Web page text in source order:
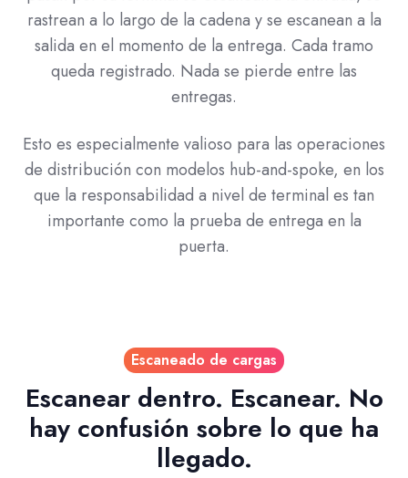
rastrean a lo largo de la cadena y se escanean a la
salida en el momento de la entrega. Cada tramo
queda registrado. Nada se pierde entre las
entregas.
Esto es especialmente valioso para las operaciones
de distribución con modelos hub-and-spoke, en los
que la responsabilidad a nivel de terminal es tan
importante como la prueba de entrega en la
puerta.
Escaneado de cargas
Escanear dentro. Escanear. No
hay confusión sobre lo que ha
llegado.